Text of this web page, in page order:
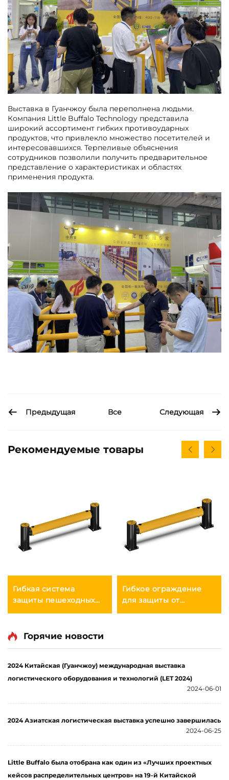
Выставка в Гуанчжоу была переполнена людьми.
Компания Little Buffalo Technology представила
широкий ассортимент гибких противоударных
продуктов, что привлекло множество посетителей и
интересовавшихся. Терпеливые объяснения
сотрудников позволили получить предварительное
представление о характеристиках и областях
применения продукта.
Предыдущая Все Следующая
Рекомендуемые товары
Гибкая система
защиты пешеходных
ограждений
Гибкое ограждение
для защиты от
столкновений
Горячие новости
2024 Китайская (Гуанчжоу) международная выставка
логистического оборудования и технологий (LET 2024)
2024-06-01
2024 Азиатская логистическая выставка успешно завершилась
2024-06-25
Little Buffalo была отобрана как один из «Лучших проектных
кейсов распределительных центров» на 19-й Китайской